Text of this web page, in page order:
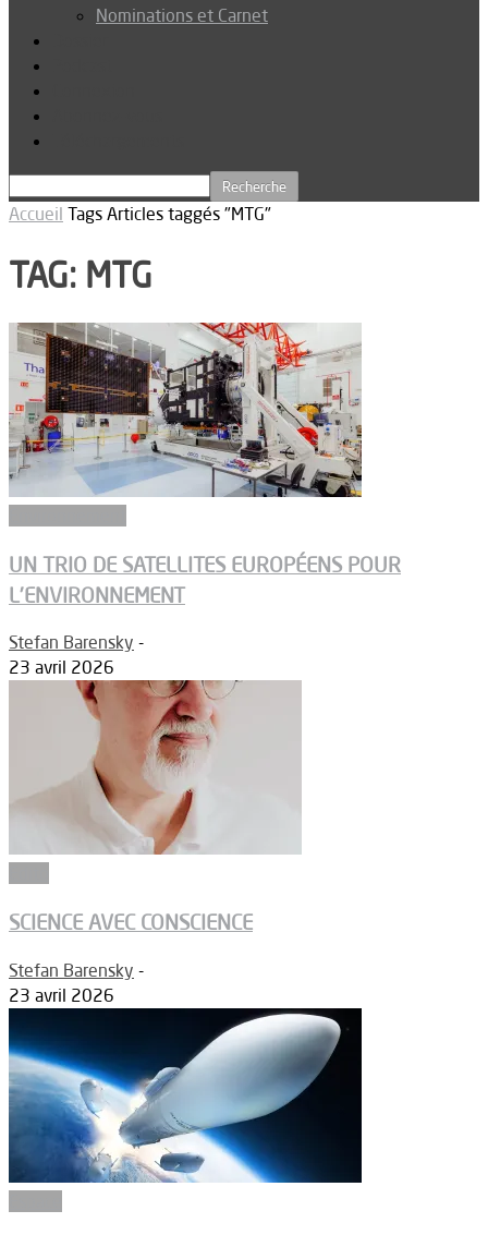
Nominations et Carnet
Accueil Tags Articles taggés "MTG"
TAG: MTG
UN TRIO DE SATELLITES EUROPÉENS POUR
L’ENVIRONNEMENT
Stefan Barensky -
23 avril 2026
SCIENCE AVEC CONSCIENCE
Stefan Barensky -
23 avril 2026